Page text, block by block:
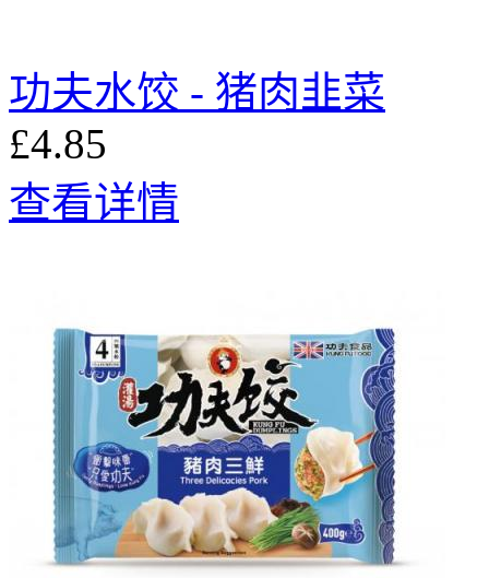
功夫水饺 - 猪肉韭菜
£4.85
查看详情